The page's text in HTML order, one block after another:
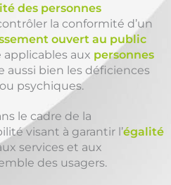
des personnes
la conformité d’un
ouvert au public
applicables aux personnes
aussi bien les déficiences
psychiques.
le cadre de la
visant à garantir l’égalité
services et aux
des usagers.